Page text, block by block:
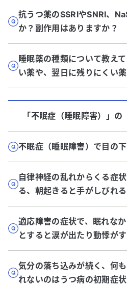
抗うつ薬のSSRIやSNRI、
か？副作用はありますか？
睡眠薬の種類について教え
い薬や、翌日に残りにくい
「不眠症（睡眠障害）」 の
不眠症（睡眠障害）で目の
自律神経の乱れからくる症
る、朝起きると手がしびれ
適応障害の症状で、眠れな
とすると涙が出たり動悸が
気分の落ち込みが続く、何
れないのはうつ病の初期症